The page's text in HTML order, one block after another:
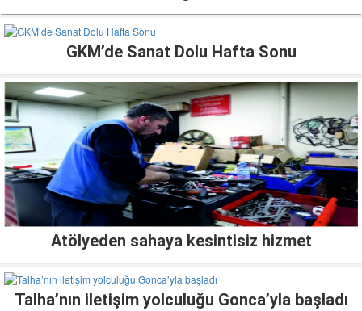
GKM’de Sanat Dolu Hafta Sonu
Atölyeden sahaya kesintisiz hizmet
Talha’nın iletişim yolculuğu Gonca’yla başladı